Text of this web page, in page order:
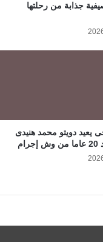
جذابة من رحلتها
يعيد دويتو محمد هنيدى